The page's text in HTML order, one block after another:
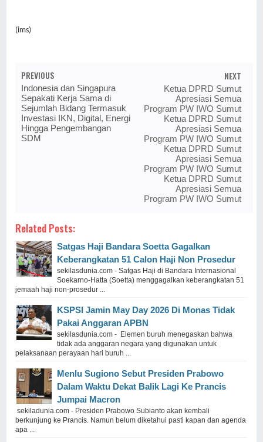
(ims)
PREVIOUS
Indonesia dan Singapura
Sepakati Kerja Sama di
Sejumlah Bidang Termasuk
Investasi IKN, Digital, Energi
Hingga Pengembangan
SDM
NEXT
Ketua DPRD Sumut
Apresiasi Semua
Program PW IWO Sumut
Ketua DPRD Sumut
Apresiasi Semua
Program PW IWO Sumut
Ketua DPRD Sumut
Apresiasi Semua
Program PW IWO Sumut
Ketua DPRD Sumut
Apresiasi Semua
Program PW IWO Sumut
Related Posts:
Satgas Haji Bandara Soetta Gagalkan
Keberangkatan 51 Calon Haji Non Prosedur
sekilasdunia.com - Satgas Haji di Bandara Internasional
Soekarno-Hatta (Soetta) menggagalkan keberangkatan 51
jemaah haji non-prosedur ...
KSPSI Jamin May Day 2026 Di Monas Tidak
Pakai Anggaran APBN
sekilasdunia.com - Elemen buruh menegaskan bahwa
tidak ada anggaran negara yang digunakan untuk
pelaksanaan perayaan hari buruh ...
Menlu Sugiono Sebut Presiden Prabowo
Dalam Waktu Dekat Balik Lagi Ke Prancis
Jumpai Macron
sekiladunia.com - Presiden Prabowo Subianto akan kembali
berkunjung ke Prancis. Namun belum diketahui pasti kapan dan agenda
apa ...